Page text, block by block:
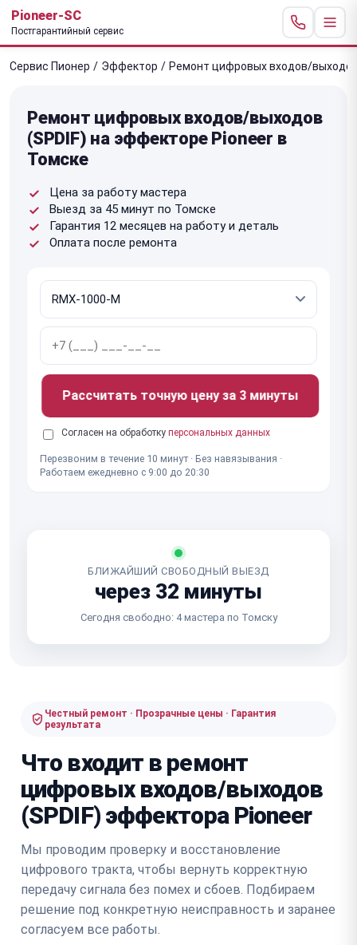
Pioneer-SC
Постгарантийный сервис
Сервис Пионер / Эффектор / Ремонт цифровых входов/выходов
Ремонт цифровых входов/выходов
(SPDIF) на эффекторе Pioneer в
Томске
Цена за работу мастера
Выезд за 45 минут по Томске
Гарантия 12 месяцев на работу и деталь
Оплата после ремонта
Рассчитать точную цену за 3 минуты
Согласен на обработку персональных данных
Перезвоним в течение 10 минут · Без навязывания ·
Работаем ежедневно с 9:00 до 20:30
БЛИЖАЙШИЙ СВОБОДНЫЙ ВЫЕЗД
через 32 минуты
Сегодня свободно: 4 мастера по Томску
Честный ремонт · Прозрачные цены · Гарантия
результата
Что входит в ремонт
цифровых входов/выходов
(SPDIF) эффектора Pioneer
Мы проводим проверку и восстановление
цифрового тракта, чтобы вернуть корректную
передачу сигнала без помех и сбоев. Подбираем
решение под конкретную неисправность и заранее
согласуем все работы.